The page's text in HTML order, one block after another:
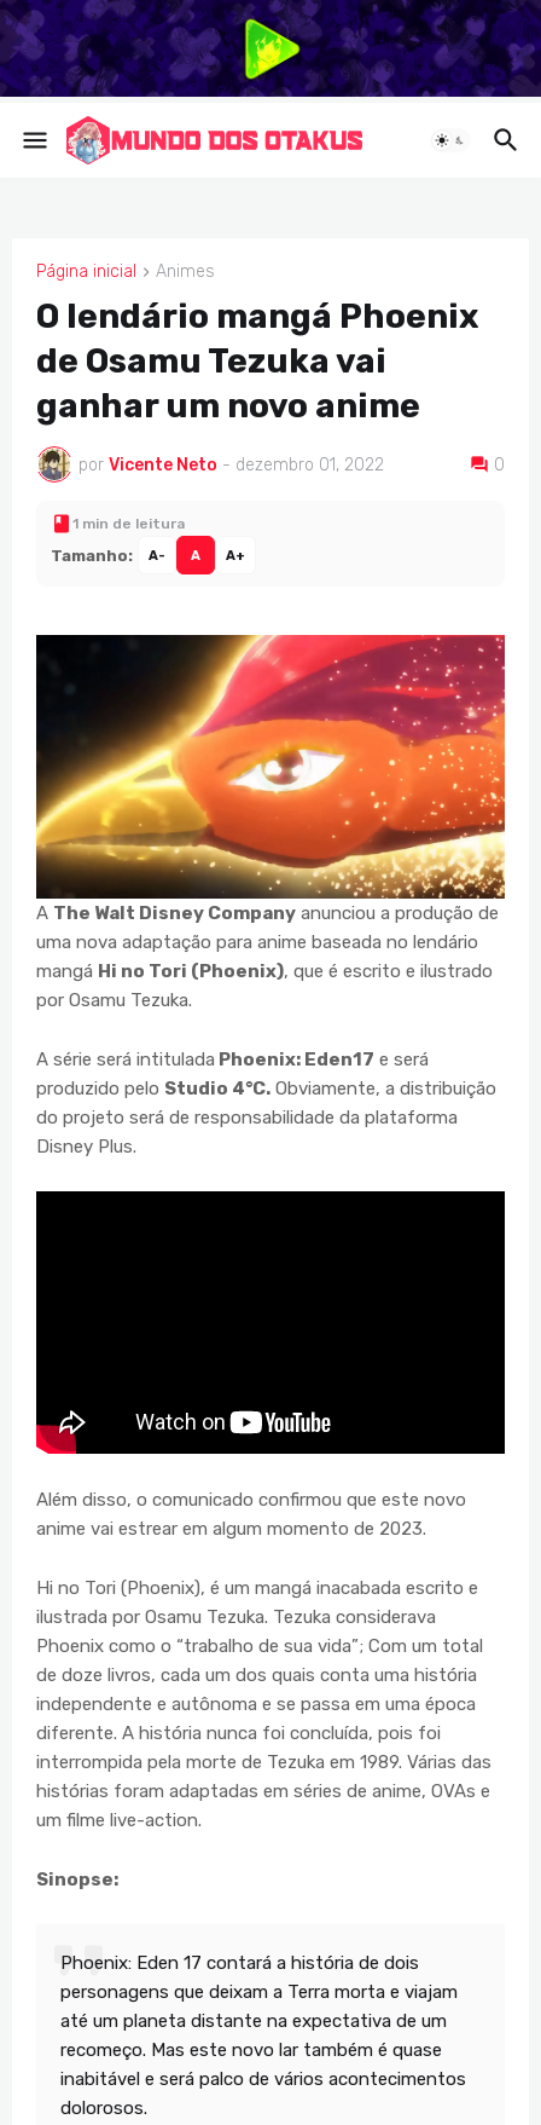
Página inicial Animes
ANIMES
O lendário mangá Phoenix
de Osamu Tezuka vai
ganhar um novo anime
por Vicente Neto - dezembro 01, 2022 0
1 min de leitura
Tamanho: A- A A+
A The Walt Disney Company anunciou a produção de
uma nova adaptação para anime baseada no lendário
mangá Hi no Tori (Phoenix), que é escrito e ilustrado
por Osamu Tezuka.
A série será intitulada Phoenix: Eden17 e será
produzido pelo Studio 4°C. Obviamente, a distribuição
do projeto será de responsabilidade da plataforma
Disney Plus.
Além disso, o comunicado confirmou que este novo
anime vai estrear em algum momento de 2023.
Hi no Tori (Phoenix), é um mangá inacabada escrito e
ilustrada por Osamu Tezuka. Tezuka considerava
Phoenix como o “trabalho de sua vida”; Com um total
de doze livros, cada um dos quais conta uma história
independente e autônoma e se passa em uma época
diferente. A história nunca foi concluída, pois foi
interrompida pela morte de Tezuka em 1989. Várias das
histórias foram adaptadas em séries de anime, OVAs e
um filme live-action.
Sinopse:
Phoenix: Eden 17 contará a história de dois
personagens que deixam a Terra morta e viajam
até um planeta distante na expectativa de um
recomeço. Mas este novo lar também é quase
inabitável e será palco de vários acontecimentos
dolorosos.